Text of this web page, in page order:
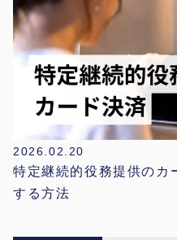
2026.02.20
特定継続的役務提供のカ
する方法